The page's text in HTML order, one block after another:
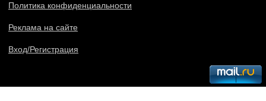
Политика конфиденциальности
Реклама на сайте
Вход/Регистрация